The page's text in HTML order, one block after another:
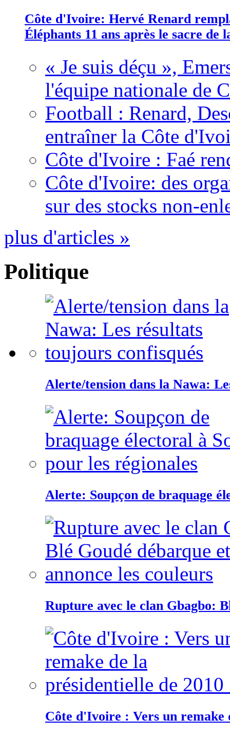
Côte d'Ivoire: Hervé Renard
Éléphants 11 ans après le sacre de
« Je suis déçu »,
l'équipe nationale de
Football : Renard,
entraîner la Côte
Côte d'Ivoire : Faé
Côte d'Ivoire: des
sur des stocks non-
plus d'articles »
Politique
Alerte/tension dans la Nawa:
Alerte: Soupçon de braquage
Rupture avec le clan Gbagbo:
Côte d'Ivoire : Vers un remake